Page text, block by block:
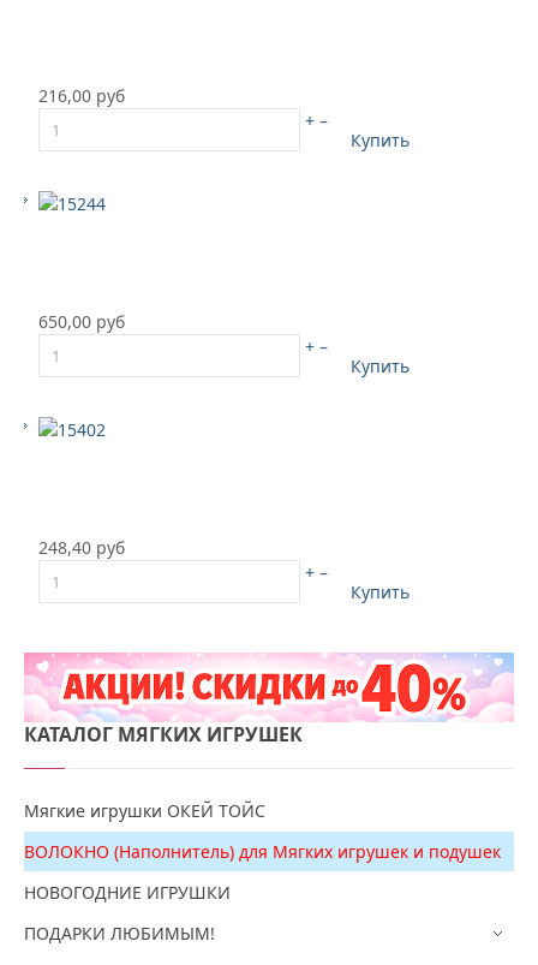
216,00 руб
+ –
Купить
650,00 руб
+ –
Купить
248,40 руб
+ –
Купить
КАТАЛОГ МЯГКИХ ИГРУШЕК
Мягкие игрушки ОКЕЙ ТОЙС
ВОЛОКНО (Наполнитель) для Мягких игрушек и подушек
НОВОГОДНИЕ ИГРУШКИ
ПОДАРКИ ЛЮБИМЫМ!